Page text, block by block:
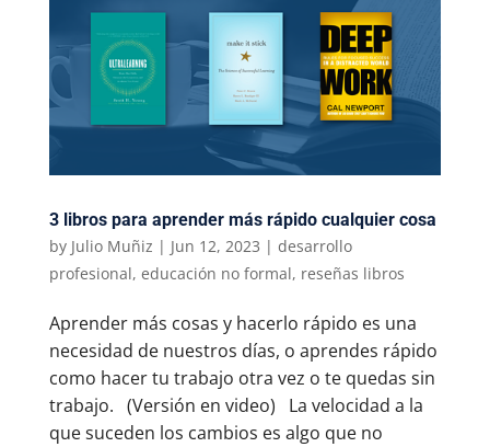
3 libros para aprender más rápido cualquier cosa
by Julio Muñiz | Jun 12, 2023 | desarrollo
profesional, educación no formal, reseñas libros
Aprender más cosas y hacerlo rápido es una
necesidad de nuestros días, o aprendes rápido
como hacer tu trabajo otra vez o te quedas sin
trabajo. (Versión en video) La velocidad a la
que suceden los cambios es algo que no